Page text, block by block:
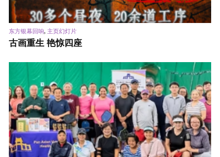
东方银幕回响, 主页幻灯片
古画重生 艳惊四座